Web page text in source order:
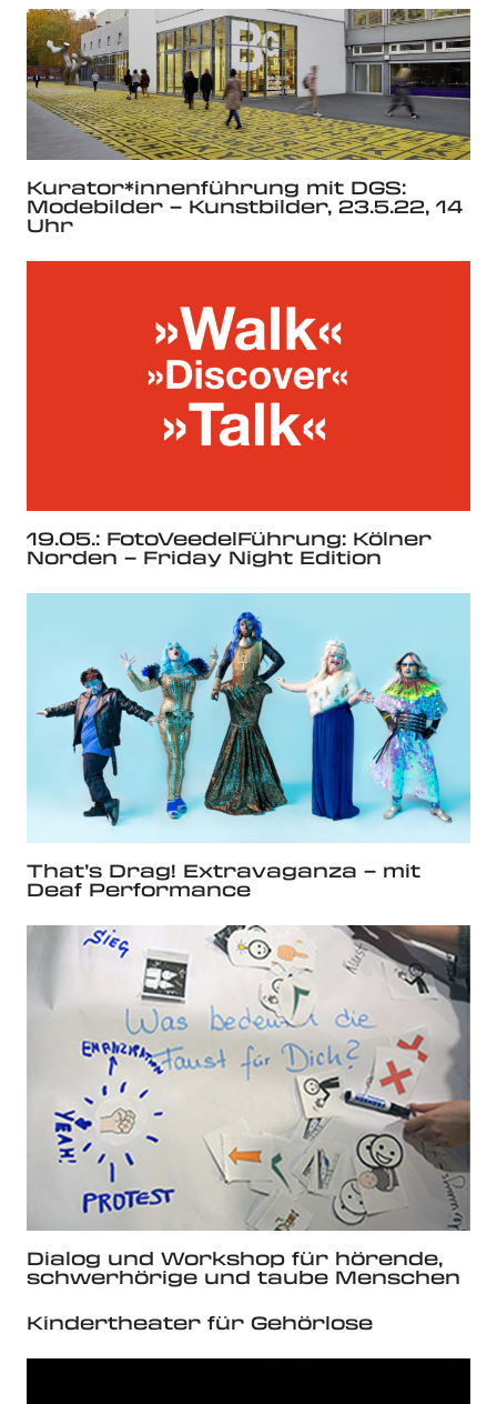
Kurator*innenführung mit DGS:
Modebilder – Kunstbilder, 23.5.22, 14
Uhr
19.05.: FotoVeedelFührung: Kölner
Norden – Friday Night Edition
That’s Drag! Extravaganza – mit
Deaf Performance
Dialog und Workshop für hörende,
schwerhörige und taube Menschen
Kindertheater für Gehörlose